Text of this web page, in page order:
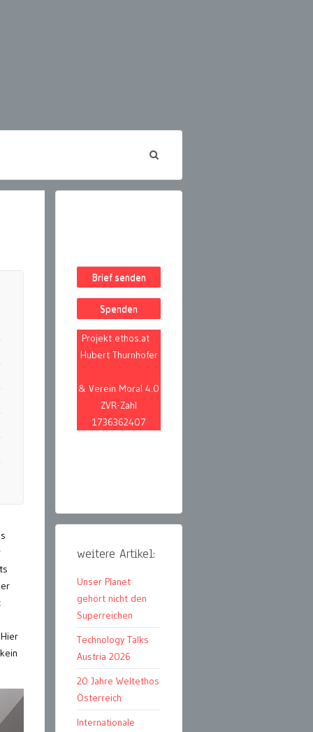
Brief senden
Spenden
Projekt ethos.at
Hubert Thurnhofer
& Verein Moral 4.0
ZVR-Zahl
1736362407
weitere Artikel:
Unser Planet
gehört nicht den
Superreichen
Technology Talks
Austria 2026
20 Jahre Weltethos
Österreich
Internationale